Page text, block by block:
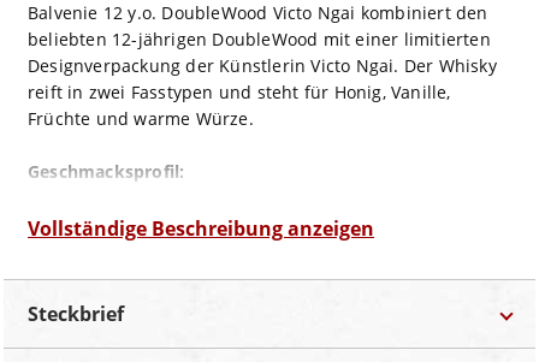
Balvenie 12 y.o. DoubleWood Victo Ngai kombiniert den
beliebten 12-jährigen DoubleWood mit einer limitierten
Designverpackung der Künstlerin Victo Ngai. Der Whisky
reift in zwei Fasstypen und steht für Honig, Vanille,
Früchte und warme Würze.
Geschmacksprofil:
Geruch:Honig, Vanille, süße Frucht, Eichenwürze
Frucht, Vanille und feiner Sherrywürze.
Abgang:
Warm, weich und leicht würzig.
Vollständige Beschreibung anzeigen
Steckbrief